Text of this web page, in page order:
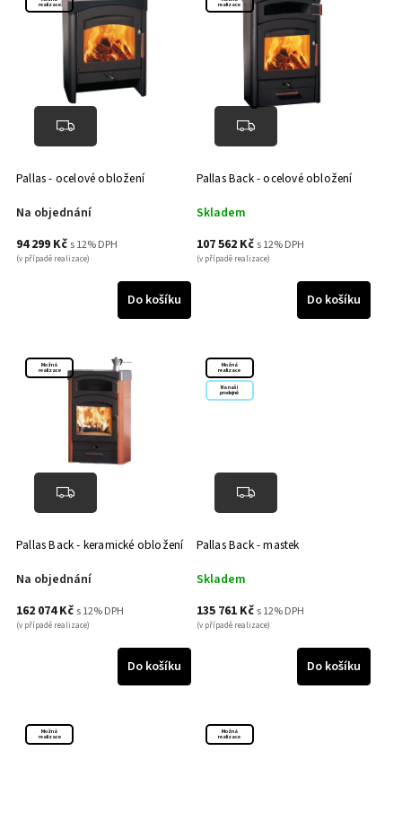
Leda
Norsk Kleber
Romotop
realizace
Pallas - ocelové obložení
Na objednání
94 299 Kč s 12% DPH
(v případě realizace)
Do košíku
realizace
Pallas Back - ocelové obložení
Skladem
107 562 Kč s 12% DPH
(v případě realizace)
Do košíku
Možná
realizace
Pallas Back - keramické obložení
Na objednání
162 074 Kč s 12% DPH
(v případě realizace)
Do košíku
Možná
realizace
Na naší
prodejně
Pallas Back - mastek
Skladem
135 761 Kč s 12% DPH
(v případě realizace)
Do košíku
Možná
realizace
Možná
realizace